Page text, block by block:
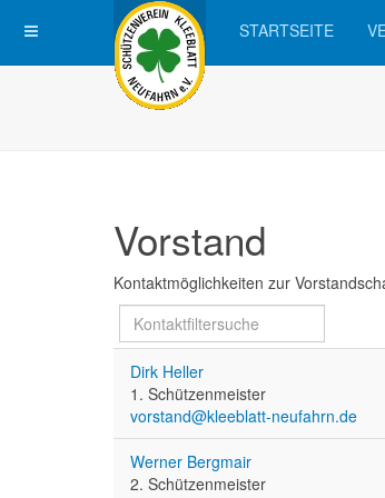
STARTSEITE
Vorstand
Kontaktmöglichkeiten zur
Versteckt Filterfeld
Dirk Heller
1. Schützenmeister
vorstand@kleeblatt-neufahrn.de
Werner Bergmair
2. Schützenmeister